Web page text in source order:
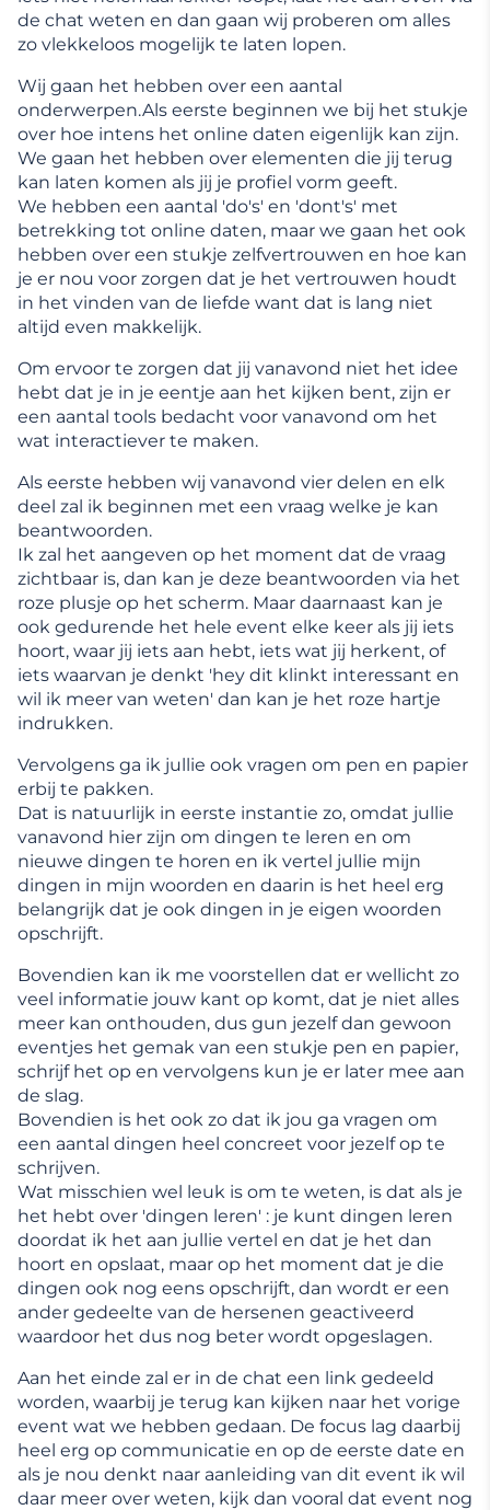
de chat weten en dan gaan wij proberen om alles
zo vlekkeloos mogelijk te laten lopen.
Wij gaan het hebben over een aantal
onderwerpen.Als eerste beginnen we bij het stukje
over hoe intens het online daten eigenlijk kan zijn.
We gaan het hebben over elementen die jij terug
kan laten komen als jij je profiel vorm geeft.
We hebben een aantal 'do's' en 'dont's' met
betrekking tot online daten, maar we gaan het ook
hebben over een stukje zelfvertrouwen en hoe kan
je er nou voor zorgen dat je het vertrouwen houdt
in het vinden van de liefde want dat is lang niet
altijd even makkelijk.
Om ervoor te zorgen dat jij vanavond niet het idee
hebt dat je in je eentje aan het kijken bent, zijn er
een aantal tools bedacht voor vanavond om het
wat interactiever te maken.
Als eerste hebben wij vanavond vier delen en elk
deel zal ik beginnen met een vraag welke je kan
beantwoorden.
Ik zal het aangeven op het moment dat de vraag
zichtbaar is, dan kan je deze beantwoorden via het
roze plusje op het scherm. Maar daarnaast kan je
ook gedurende het hele event elke keer als jij iets
hoort, waar jij iets aan hebt, iets wat jij herkent, of
iets waarvan je denkt 'hey dit klinkt interessant en
wil ik meer van weten' dan kan je het roze hartje
indrukken.
Vervolgens ga ik jullie ook vragen om pen en papier
erbij te pakken.
Dat is natuurlijk in eerste instantie zo, omdat jullie
vanavond hier zijn om dingen te leren en om
nieuwe dingen te horen en ik vertel jullie mijn
dingen in mijn woorden en daarin is het heel erg
belangrijk dat je ook dingen in je eigen woorden
opschrijft.
Bovendien kan ik me voorstellen dat er wellicht zo
veel informatie jouw kant op komt, dat je niet alles
meer kan onthouden, dus gun jezelf dan gewoon
eventjes het gemak van een stukje pen en papier,
schrijf het op en vervolgens kun je er later mee aan
de slag.
Bovendien is het ook zo dat ik jou ga vragen om
een aantal dingen heel concreet voor jezelf op te
schrijven.
Wat misschien wel leuk is om te weten, is dat als je
het hebt over 'dingen leren' : je kunt dingen leren
doordat ik het aan jullie vertel en dat je het dan
hoort en opslaat, maar op het moment dat je die
dingen ook nog eens opschrijft, dan wordt er een
ander gedeelte van de hersenen geactiveerd
waardoor het dus nog beter wordt opgeslagen.
Aan het einde zal er in de chat een link gedeeld
worden, waarbij je terug kan kijken naar het vorige
event wat we hebben gedaan. De focus lag daarbij
heel erg op communicatie en op de eerste date en
als je nou denkt naar aanleiding van dit event ik wil
daar meer over weten, kijk dan vooral dat event nog